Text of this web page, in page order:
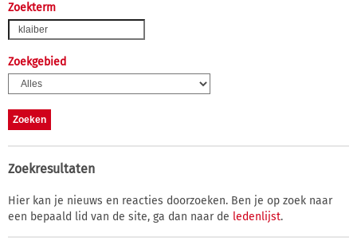
Zoekterm
Zoekgebied
Zoekresultaten
Hier kan je nieuws en reacties doorzoeken. Ben je op zoek naar
een bepaald lid van de site, ga dan naar de ledenlijst.